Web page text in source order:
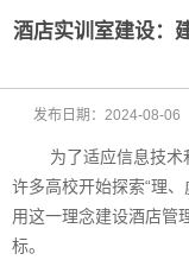
酒店实训室建设：
发布日期： 2024-08-06
为了适应信息技
许多高校开始探索“理
用这一理念建设酒店管
标。